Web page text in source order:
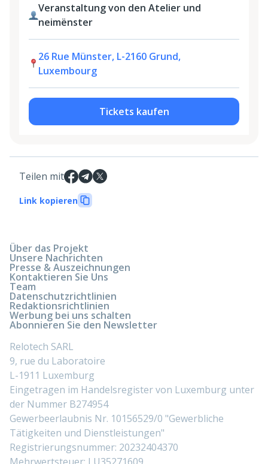
Veranstaltung von den Atelier und
neimënster
26 Rue Münster, L-2160 Grund,
Luxembourg
Tickets kaufen
Teilen mit
Link kopieren
Über das Projekt
Unsere Nachrichten
Presse & Auszeichnungen
Kontaktieren Sie Uns
Team
Datenschutzrichtlinien
Redaktionsrichtlinien
Werbung bei uns schalten
Abonnieren Sie den Newsletter
Relotech SARL
9, rue du Laboratoire
L-1911 Luxemburg
Eingetragen im Handelsregister von Luxemburg unter
der Nummer B274954
Gewerbeerlaubnis Nr. 10156529/0 "Gewerbliche
Tätigkeiten und Dienstleistungen"
Registrierungsnummer: 20232404370